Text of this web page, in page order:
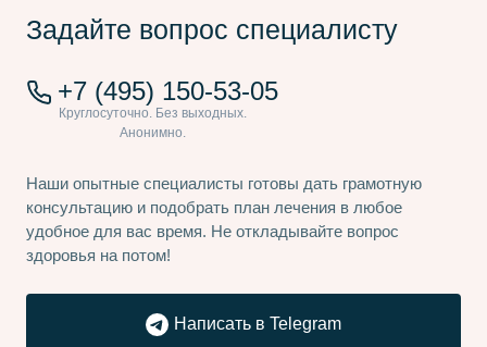
Задайте вопрос специалисту
+7 (495) 150-53-05
Наши опытные специалисты готовы дать грамотную
консультацию и подобрать план лечения в любое
удобное для вас время. Не откладывайте вопрос
здоровья на потом!
Написать в Telegram